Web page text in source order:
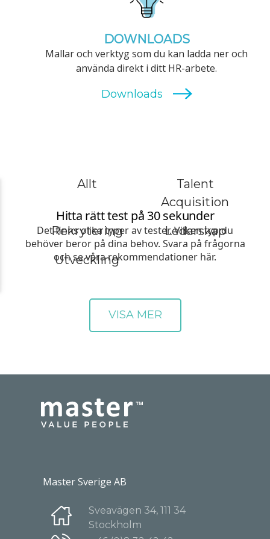
DOWNLOADS
Mallar och verktyg som du kan ladda ner och
använda direkt i ditt HR-arbete.
Allt
Talent
Acquisition
Rekrytering
Ledarskap
Utveckling
Master Sverige AB
Sveavägen 34, 111 34
Stockholm